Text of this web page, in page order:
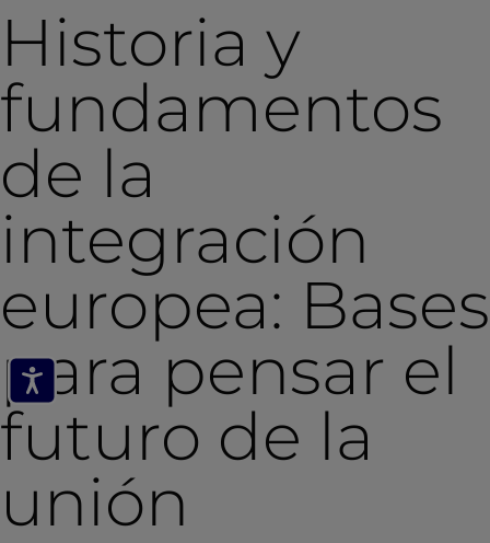
Historia y
fundamentos
de la
integración
europea: Bases
para pensar el
futuro de la
unión